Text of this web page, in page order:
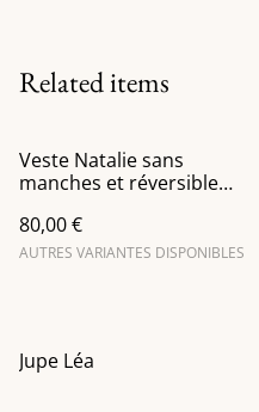
Related items
Veste Natalie sans
manches et réversible
80,00 €
AUTRES VARIANTES DISPONIBLES
Jupe Léa